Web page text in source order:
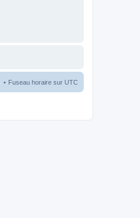
Fuseau horaire sur UTC